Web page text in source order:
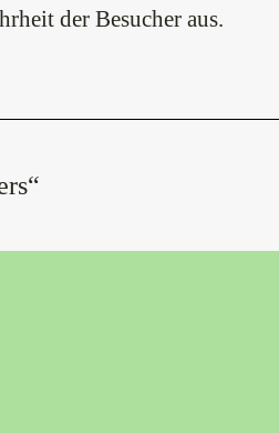
der Besucher aus.